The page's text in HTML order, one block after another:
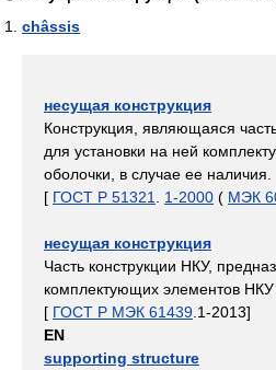
châssis
несущая конструкция
Конструкция, являющаяся
для установки на ней
оболочки, в случае ее наличия.
[ ГОСТ Р 51321 1-2000 ( МЭК
несущая конструкция
Часть конструкции НКУ,
комплектующих элементов НКУ
[ ГОСТ Р МЭК 61439 .1-2013]
EN
supporting structure